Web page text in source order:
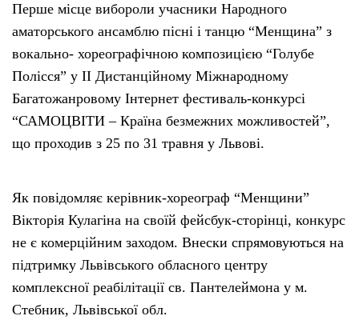
Рекламні прайси
Підтримати «місцевих»
Редакційна політика
Етичний кодекс
Перше місце вибороли учасники Народного
аматорського ансамблю пісні і танцю “Менщина” з
вокально- хореографічною композицією “Голубе
Полісся” у ІІ Дистанційному Міжнародному
Багатожанровому Інтернет фестиваль-конкурсі
“САМОЦВІТИ – Країна безмежних можливостей”,
що проходив з 25 по 31 травня у Львові.
Як повідомляє керівник-хореограф “Менщини”
Вікторія Кулагіна на своїй фейсбук-сторінці, конкурс
не є комерційним заходом. Внески спрямовуються на
підтримку Львівського обласного центру
комплексної реабілітації св. Пантелеймона у м.
Стебник, Львівської обл.